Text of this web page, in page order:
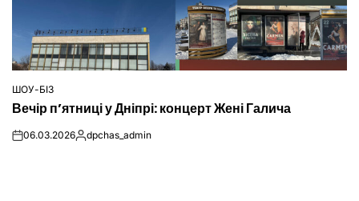
ОПУБЛІКУВАТИ
У
ШОУ-БІЗ
Вечір п’ятниці у Дніпрі: концерт Жені Галича
on06.03.2026Опубліковано
dpchas_admin